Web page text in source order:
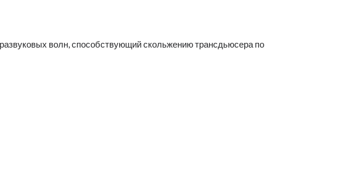
волн, способствующий скольжению трансдьюсера по